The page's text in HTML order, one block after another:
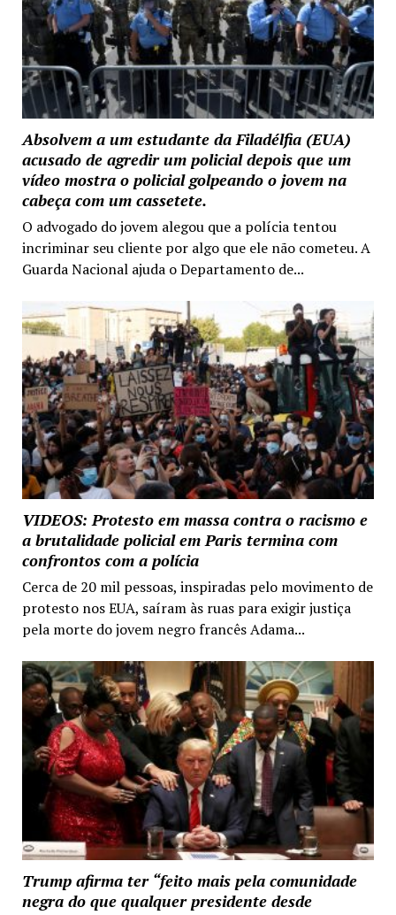
Absolvem a um estudante da Filadélfia (EUA)
acusado de agredir um policial depois que um
vídeo mostra o policial golpeando o jovem na
cabeça com um cassetete.
O advogado do jovem alegou que a polícia tentou
incriminar seu cliente por algo que ele não cometeu. A
Guarda Nacional ajuda o Departamento de...
VIDEOS: Protesto em massa contra o racismo e
a brutalidade policial em Paris termina com
confrontos com a polícia
Cerca de 20 mil pessoas, inspiradas pelo movimento de
protesto nos EUA, saíram às ruas para exigir justiça
pela morte do jovem negro francês Adama...
Trump afirma ter “feito mais pela comunidade
negra do que qualquer presidente desde